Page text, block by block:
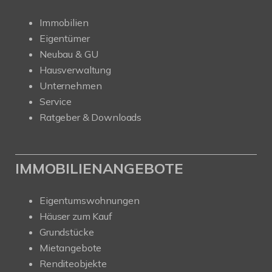
Immobilien
Eigentümer
Neubau & GU
Hausverwaltung
Unternehmen
Service
Ratgeber & Downloads
IMMOBILIENANGEBOTE
Eigentumswohnungen
Häuser zum Kauf
Grundstücke
Mietangebote
Renditeobjekte